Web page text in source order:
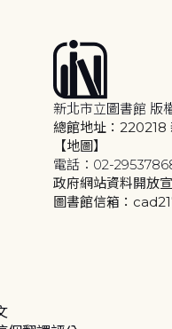
新北市立圖書館 版
總館地址：220218
【地圖】
電話：02-
政府網站資料開放
圖書館信箱：